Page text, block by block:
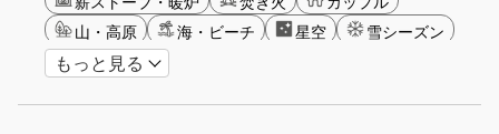
山・高原
海・ビーチ 星空
雪シーズン
ゴルフ
もっと見る